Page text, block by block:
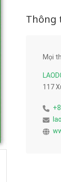
Thông
Mọi
117